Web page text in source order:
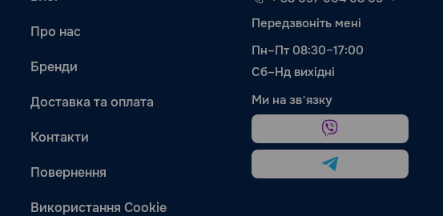
Про нас
Бренди
Доставка та оплата
Контакти
Повернення
Використання Cookie
Передзвоніть мені
Пн–Пт 08:30–17:00
Сб–Нд вихідні
Ми на звʼязку